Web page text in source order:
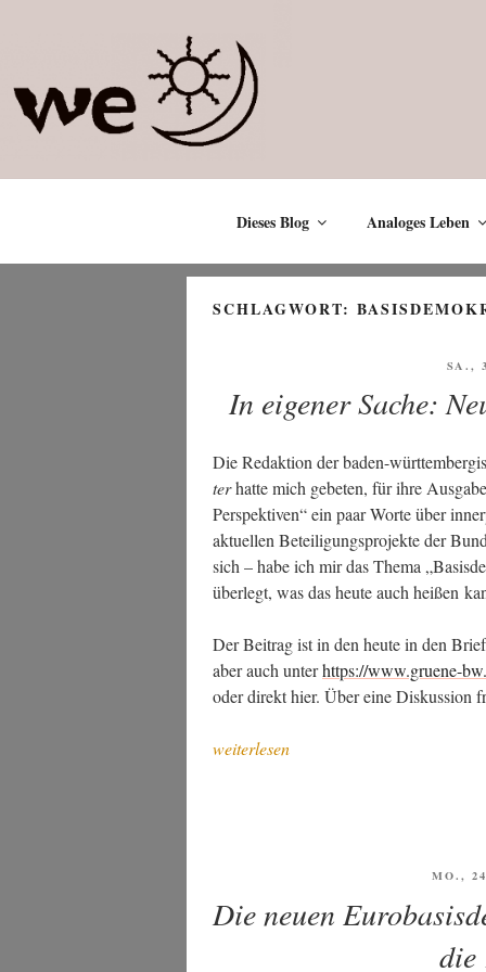
Dieses Blog Analoges Leben
SCHLAGWORT:
SA.,
In eigener Sache:
Die Redak­ti­on der baden-
terhat­te mich gebe­ten, für ihre
Per­spek­ti­ven“ ein paar Wor­te über
aktu­el­len Betei­li­gungs­pro­jek­te der
sich – habe ich mir das The­ma
über­legt, was das heu­te auch hei­ßen
Der Bei­trag ist in den heu­te in den
aber auch unterhttps://www.gruene-
oder direkt hier. Über eine Dis­kus­si­on
„In
nen
des
weiterlesen
MO.,
Die neuen
die